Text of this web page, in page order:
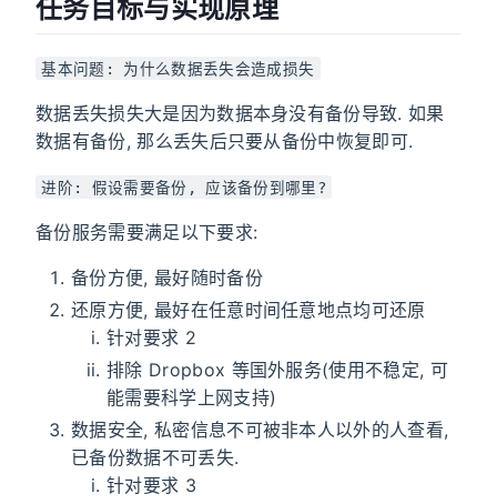
任务目标与实现原理
基本问题: 为什么数据丢失会造成损失
数据丢失损失大是因为数据本身没有备份导致. 如果
数据有备份, 那么丢失后只要从备份中恢复即可.
进阶: 假设需要备份, 应该备份到哪里?
备份服务需要满足以下要求:
备份方便, 最好随时备份
还原方便, 最好在任意时间任意地点均可还原
针对要求 2
排除 Dropbox 等国外服务(使用不稳定, 可
能需要科学上网支持)
数据安全, 私密信息不可被非本人以外的人查看,
已备份数据不可丢失.
针对要求 3